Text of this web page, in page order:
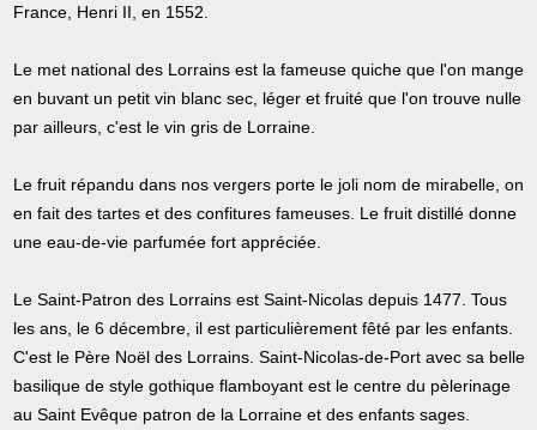
France, Henri II, en 1552.
Le met national des Lorrains est la fameuse quiche que l'on mange
en buvant un petit vin blanc sec, léger et fruité que l'on trouve nulle
par ailleurs, c'est le vin gris de Lorraine.
Le fruit répandu dans nos vergers porte le joli nom de mirabelle, on
en fait des tartes et des confitures fameuses. Le fruit distillé donne
une eau-de-vie parfumée fort appréciée.
Le Saint-Patron des Lorrains est Saint-Nicolas depuis 1477. Tous
les ans, le 6 décembre, il est particulièrement fêté par les enfants.
C'est le Père Noël des Lorrains. Saint-Nicolas-de-Port avec sa belle
basilique de style gothique flamboyant est le centre du pèlerinage
au Saint Evêque patron de la Lorraine et des enfants sages.